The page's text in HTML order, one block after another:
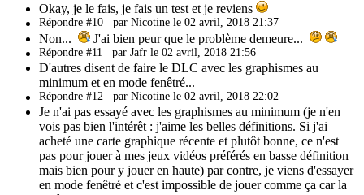
Okay, je le fais, je fais un test et je reviens
Répondre #10 par Nicotine le 02 avril, 2018 21:37
Non... J'ai bien peur que le problème demeure...
Répondre #11 par Jafr le 02 avril, 2018 21:56
D'autres disent de faire le DLC avec les graphismes au
minimum et en mode fenêtré...
Répondre #12 par Nicotine le 02 avril, 2018 22:02
Je n'ai pas essayé avec les graphismes au minimum (je n'en
vois pas bien l'intérêt : j'aime les belles définitions. Si j'ai
acheté une carte graphique récente et plutôt bonne, ce n'est
pas pour jouer à mes jeux vidéos préférés en basse définition
mais bien pour y jouer en haute) par contre, je viens d'essayer
en mode fenêtré et c'est impossible de jouer comme ça car la